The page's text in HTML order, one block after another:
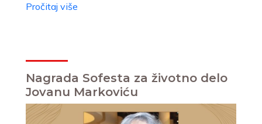
Pročitaj više
Nagrada Sofesta za životno delo
Jovanu Markoviću